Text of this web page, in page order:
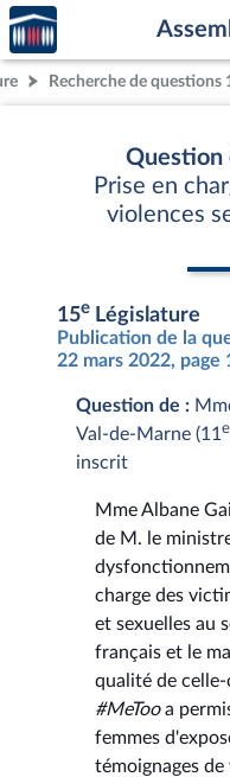
Aller au contenu
Aller en bas de la page
Accèder
à la
page
d'accueilRecherche de questions
Question
Prise en
violences
15e Législature
Publication de la
22 mars 2022, page
Question de :
Val-de-Marne (11 e
inscrit
Mme Albane
de M. le
charge des
et sexuelles au
français et le
qualité de
#MeTooa
femmes
témoignages